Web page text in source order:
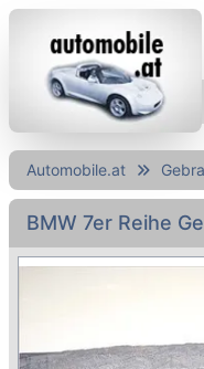
Automobile.at
BMW 7er Reihe